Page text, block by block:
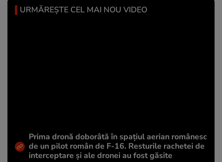
URMĂREȘTE CEL MAI NOU VIDEO
Prima dronă doborâtă în spațiul aerian românesc
de un pilot român de F-16. Resturile rachetei de
interceptare și ale dronei au fost găsite